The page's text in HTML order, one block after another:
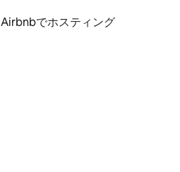
Airbnbでホスティング